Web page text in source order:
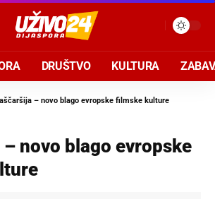
DRUŠTVO KULTURA
– novo blago evropske filmske kulture
novo blago evropske